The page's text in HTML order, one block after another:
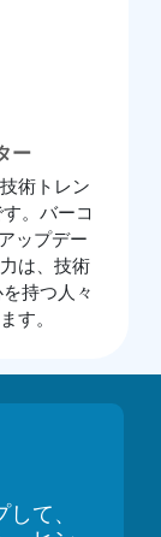
ー
術トレン
。バーコ
ップデー
は、技術
持つ人々
す。
て、